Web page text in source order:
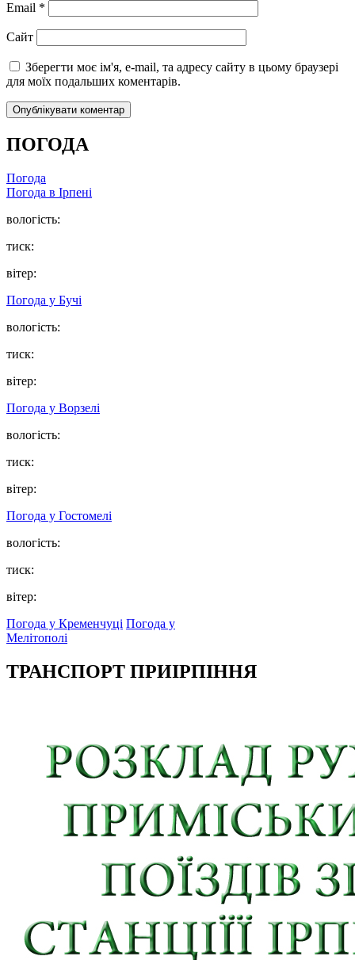
Email *
Сайт
Зберегти моє ім'я, e-mail, та адресу сайту в цьому браузері
для моїх подальших коментарів.
ПОГОДА
Погода
Погода в Ірпені
вологість:
тиск:
вітер:
Погода у Бучі
вологість:
тиск:
вітер:
Погода у Ворзелі
вологість:
тиск:
вітер:
Погода у Гостомелі
вологість:
тиск:
вітер:
Погода у Кременчуці Погода у
Мелітополі
ТРАНСПОРТ ПРИІРПІННЯ